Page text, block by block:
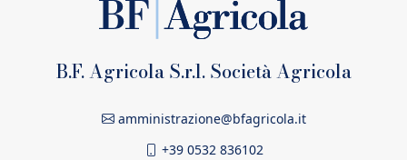
B.F. Agricola S.r.l. Società Agricola
amministrazione@bfagricola.it
+39 0532 836102